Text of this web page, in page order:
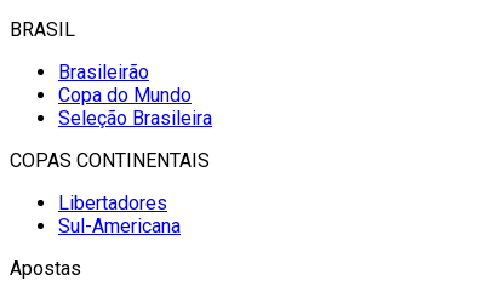
BRASIL
Brasileirão
Copa do Mundo
Seleção Brasileira
COPAS CONTINENTAIS
Libertadores
Sul-Americana
Apostas